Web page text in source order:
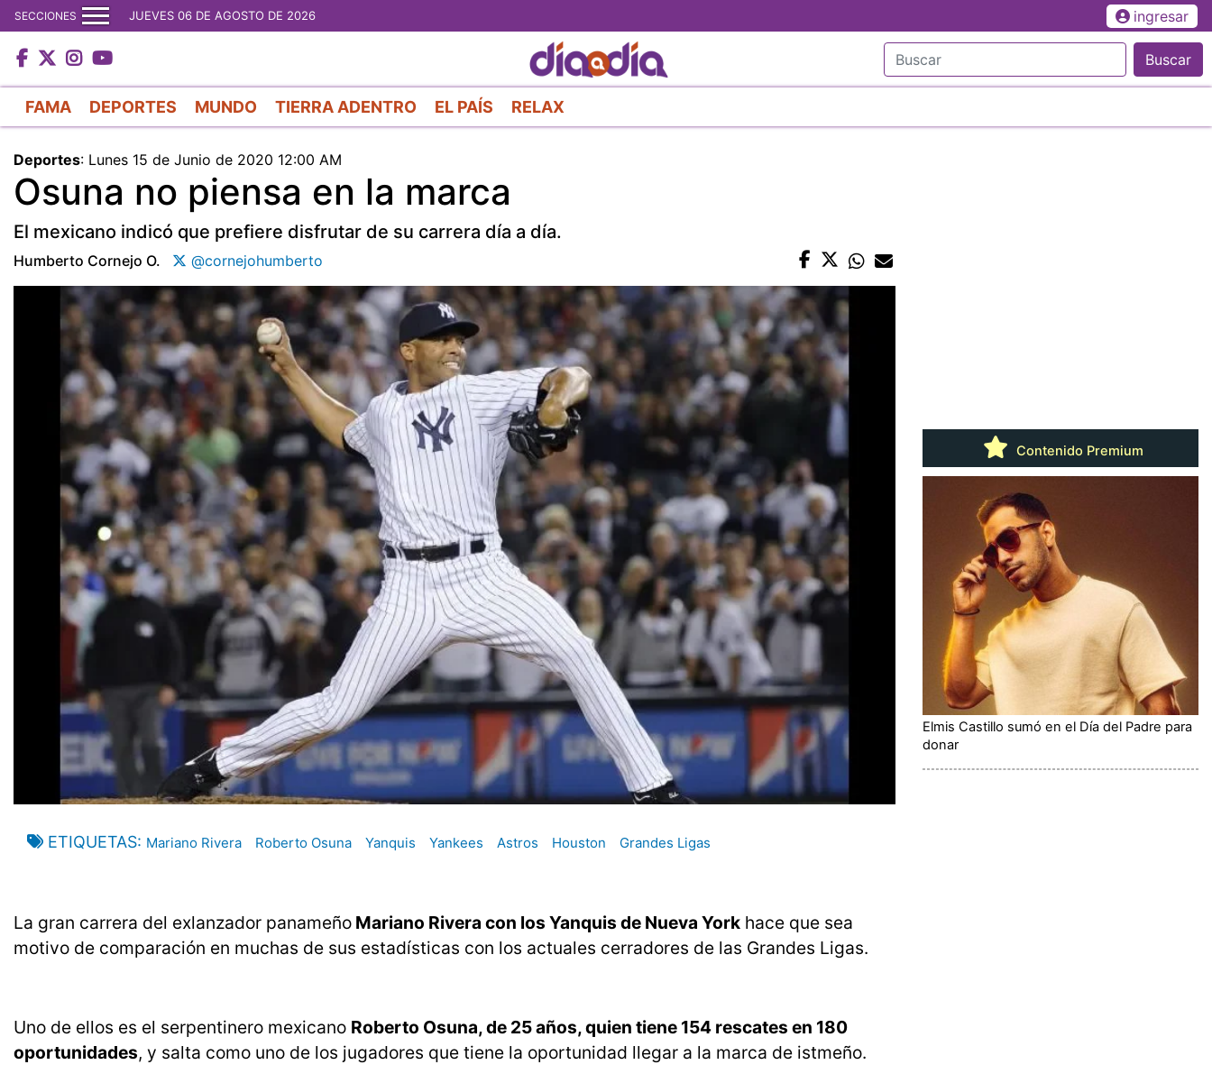
al
contenido
principal
SECCIONES JUEVES 06 DE AGOSTO DE 2026 ingresar
Buscar
FAMA DEPORTES MUNDO TIERRA ADENTRO EL PAÍS RELAX
Deportes: Lunes 15 de Junio de 2020 12:00 AM
Osuna no piensa en la marca
El mexicano indicó que prefiere disfrutar de su carrera día a día.
Humberto Cornejo O. @cornejohumberto
ETIQUETAS Mariano Rivera Roberto Osuna Yanquis Yankees Astros Houston Grandes Ligas
La gran carrera del exlanzador panameño Mariano Rivera con los Yanquis de Nueva York hace que sea
motivo de comparación en muchas de sus estadísticas con los actuales cerradores de las Grandes Ligas.
Uno de ellos es el serpentinero mexicano Roberto Osuna, de 25 años, quien tiene 154 rescates en 180
oportunidades, y salta como uno de los jugadores que tiene la oportunidad llegar a la marca de istmeño.
Contenido Premium
Elmis Castillo sumó en el Día del Padre para
donar